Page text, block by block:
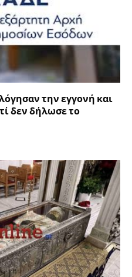
την εγγονή και
δεν δήλωσε το